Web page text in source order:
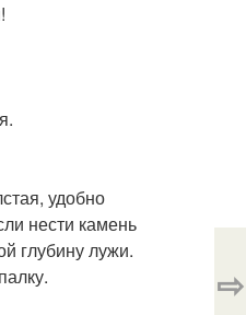
удобно
нести камень
глубину лужи.
⇨